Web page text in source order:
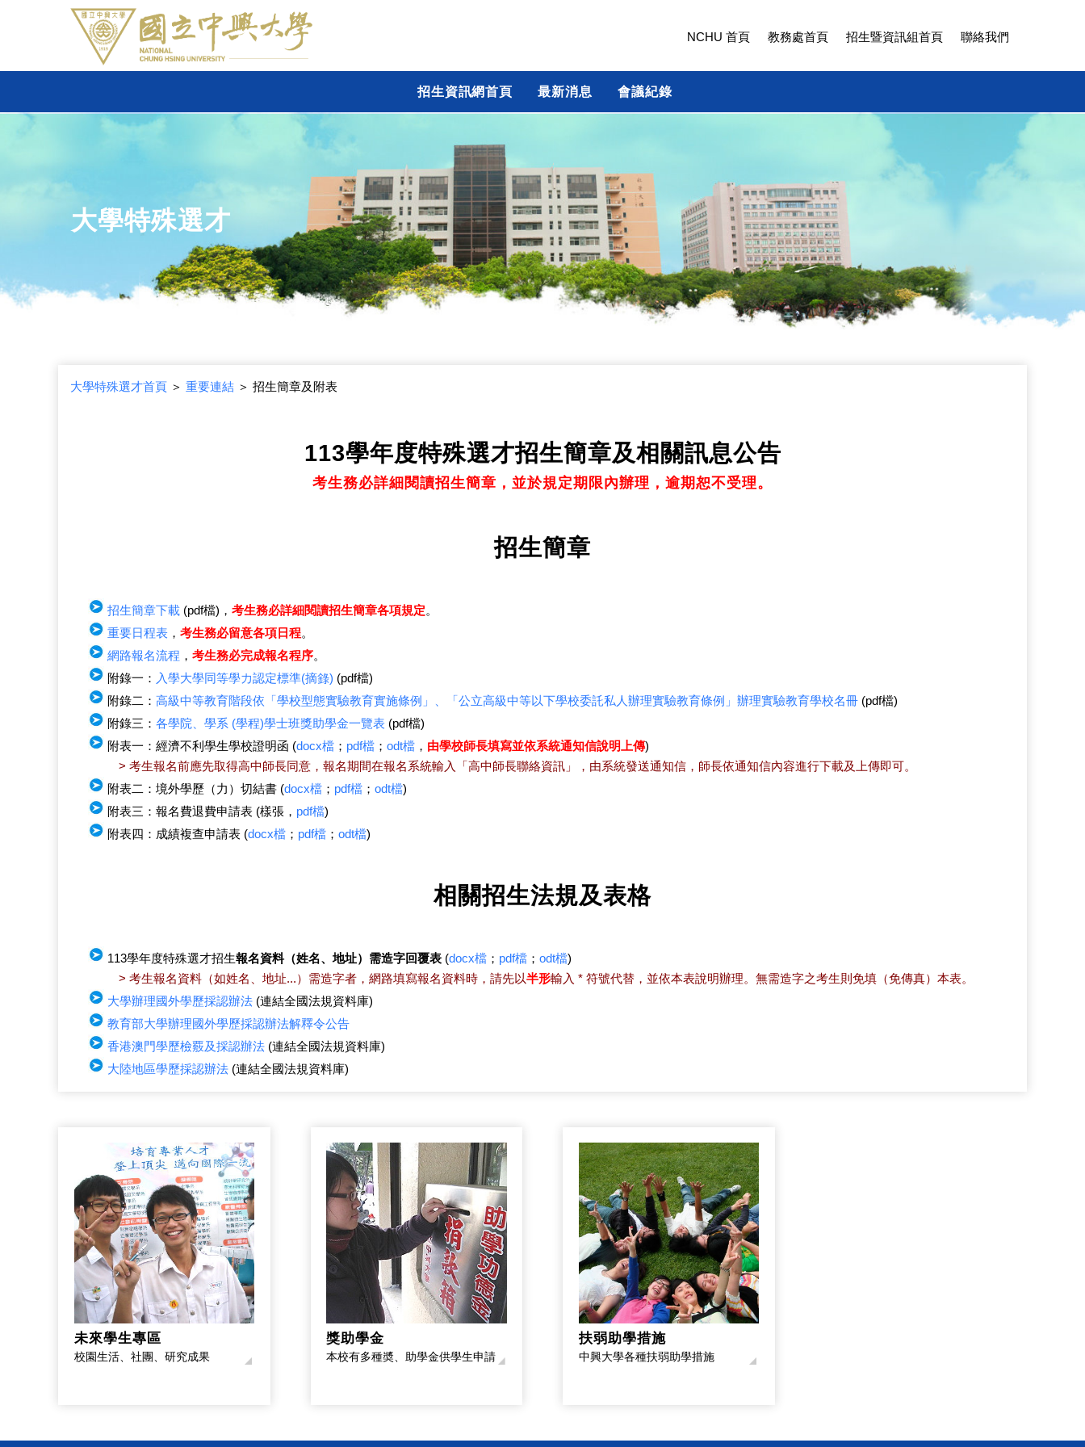
NCHU 首頁 教務處首頁 招生暨資訊組首頁 聯絡我們
招生資訊網首頁 最新消息 會議紀錄
大學特殊選才
大學特殊選才首頁＞ 重要連結＞ 招生簡章及附表
113學年度特殊選才招生簡章及相關訊息公告
考生務必詳細閱讀招生簡章，並於規定期限內辦理，逾期恕不受理。
招生簡章
招生簡章下載(pdf檔)， 考生務必詳細閱讀招生簡章各項規定。
重要日程表， 考生務必留意各項日程。
網路報名流程 ， 考生務必完成報名程序。
附錄一： 入學大學同等學力認定標準(摘錄) (pdf檔)
附錄二： 高級中等教育階段依「學校型態實驗教育實施條例」、「公立高級中等以下學校委託私人辦理實驗教育條例」辦理實驗教育學校名冊(pdf檔)
附錄三： 各學院、學系 (學程)學士班獎助學金一覽表(pdf檔)
附表一：經濟不利學生學校證明函 (docx檔； pdf檔； odt檔， 由學校師長填寫並依系統通知信說明上傳)
> 考生報名前應先取得高中師長同意，報名期間在報名系統輸入「高中師長聯絡資訊」，由系統發送通知信，師長依通知信內容進行下載及上傳即可。
附表二：境外學歷（力）切結書 (docx檔； pdf檔； odt檔)
附表三：報名費退費申請表 (樣張， pdf檔)
附表四：成績複查申請表 (docx檔； pdf檔； odt檔)
相關招生法規及表格
113學年度特殊選才招生報名資料（姓名、地址）需造字回覆表(docx檔； pdf檔； odt檔)
> 考生報名資料（如姓名、地址...）需造字者，網路填寫報名資料時，請先以半形輸入 * 符號代替，並依本表說明辦理。無需造字之考生則免填（免傳真）本表。
大學辦理國外學歷採認辦法(連結全國法規資料庫)
教育部大學辦理國外學歷採認辦法解釋令公告
香港澳門學歷檢覈及採認辦法(連結全國法規資料庫)
大陸地區學歷採認辦法(連結全國法規資料庫)
未來學生專區
校園生活、社團、研究成果
獎助學金
本校有多種奬、助學金供學生申請
扶弱助學措施
中興大學各種扶弱助學措施